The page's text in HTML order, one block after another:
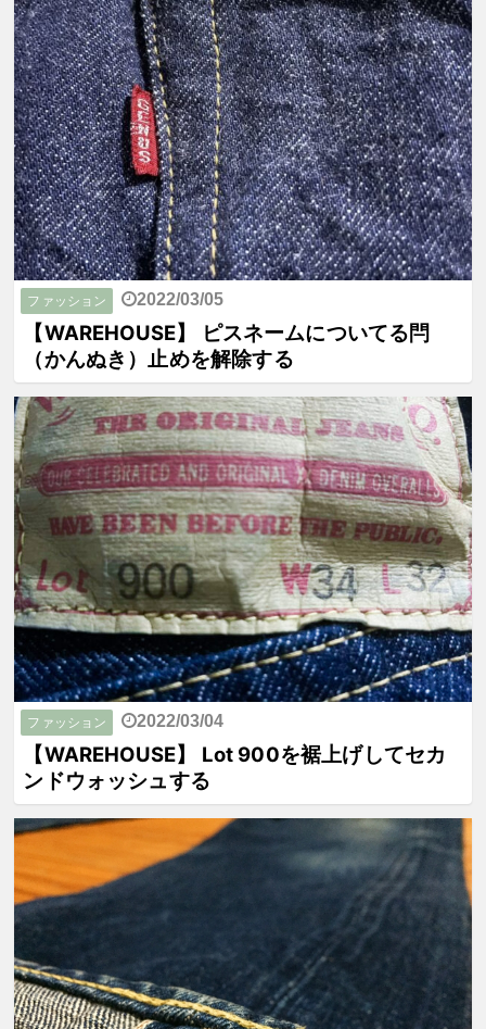
ファッション 2022/03/05
【WAREHOUSE】 ピスネームについてる閂
（かんぬき）止めを解除する
ファッション 2022/03/04
【WAREHOUSE】 Lot 900を裾上げしてセカ
ンドウォッシュする